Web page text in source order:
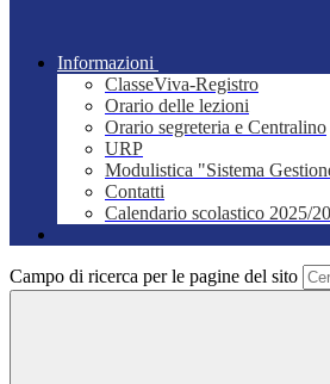
Informazioni
ClasseViva-Registro
Orario delle lezioni
Orario segreteria e Centralino
URP
Modulistica "Sistema
Contatti
Calendario scolastico 2025/
Campo di ricerca per le pagine del sito